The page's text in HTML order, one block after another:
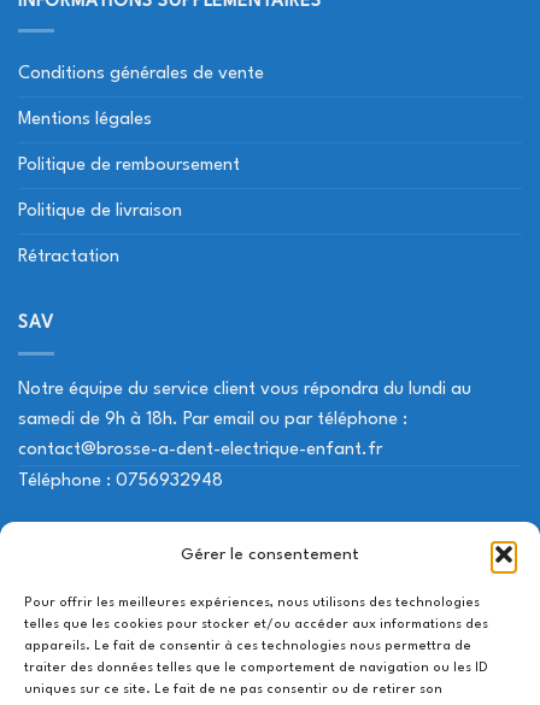
Gérer le consentement
Pour offrir les meilleures expériences, nous utilisons des technologies
telles que les cookies pour stocker et/ou accéder aux informations des
appareils. Le fait de consentir à ces technologies nous permettra de
traiter des données telles que le comportement de navigation ou les ID
uniques sur ce site. Le fait de ne pas consentir ou de retirer son
Conditions générales de vente
Mentions légales
Politique de remboursement
Politique de livraison
Rétractation
SAV
Notre équipe du service client vous répondra du lundi au
samedi de 9h à 18h. Par email ou par téléphone :
contact@brosse-a-dent-electrique-enfant.fr
Téléphone : 0756932948
Contactez-nous